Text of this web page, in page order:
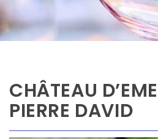
CHÂTEAU
PIERRE DAVID